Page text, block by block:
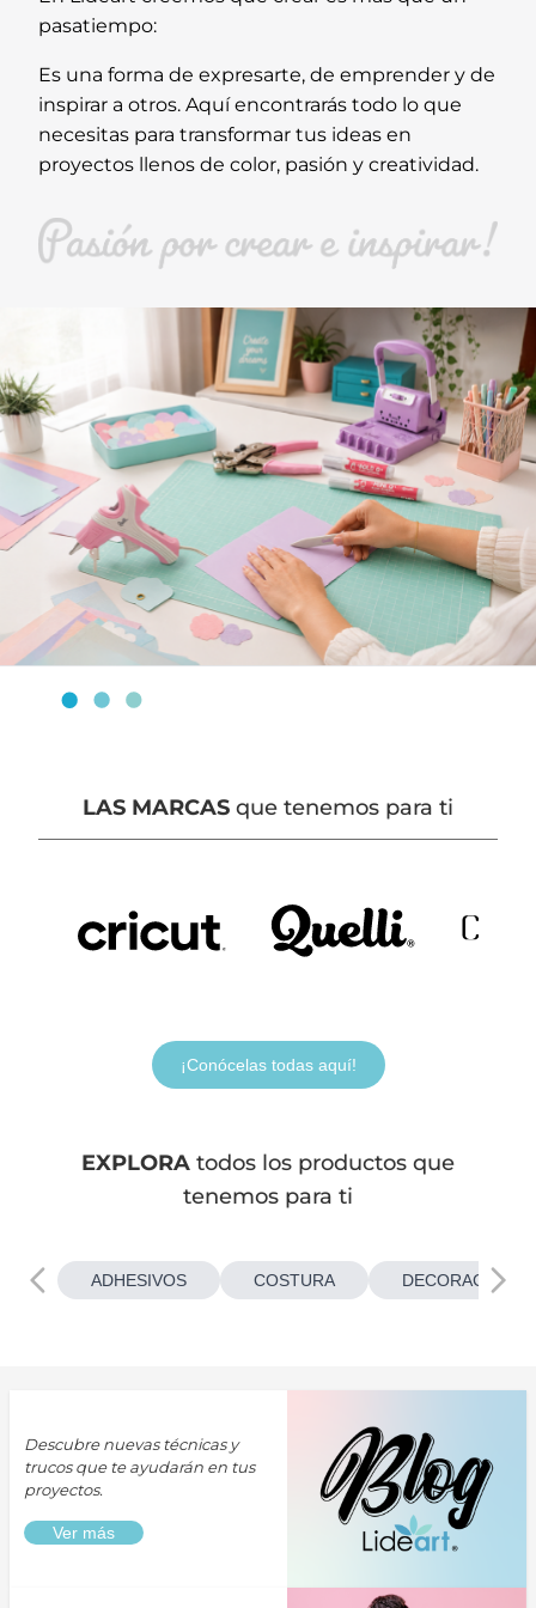
pasatiempo:
Es una forma de expresarte, de emprender y de
inspirar a otros. Aquí encontrarás todo lo que
necesitas para transformar tus ideas en
proyectos llenos de color, pasión y creatividad.
LAS MARCAS que tenemos para ti
¡Conócelas todas aquí!
EXPLORA todos los productos que
tenemos para ti
ADHESIVOS COSTURA
Descubre nuevas técnicas y
trucos que te ayudarán en tus
proyectos.
Ver más